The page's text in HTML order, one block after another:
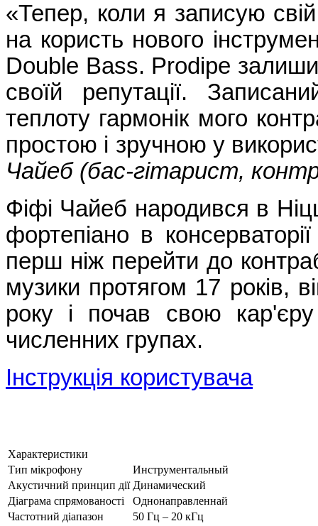
«Тепер, коли я записую
на користь нового
Double Bass. Prodipe
своїй репутації.
теплоту гармонік мого
простою і зручною у
Чайеб (бас-гітарист,
Фіфі Чайеб народився в
фортепіано в
перш ніж перейти до
музики протягом 17 років,
року і почав свою
численних групах.
Інструкція користувача
Характеристики
Тип мікрофону
Инструментальный
Акустичний принцип дії Динамический
Діаграма спрямованості
Однонаправленнай
Частотний діапазон
50 Гц – 20 кГц